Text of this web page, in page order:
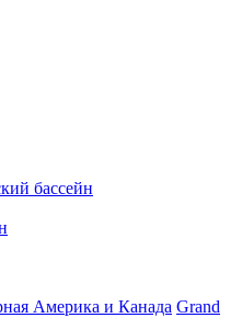
бассейн
Америка и Канада Grand